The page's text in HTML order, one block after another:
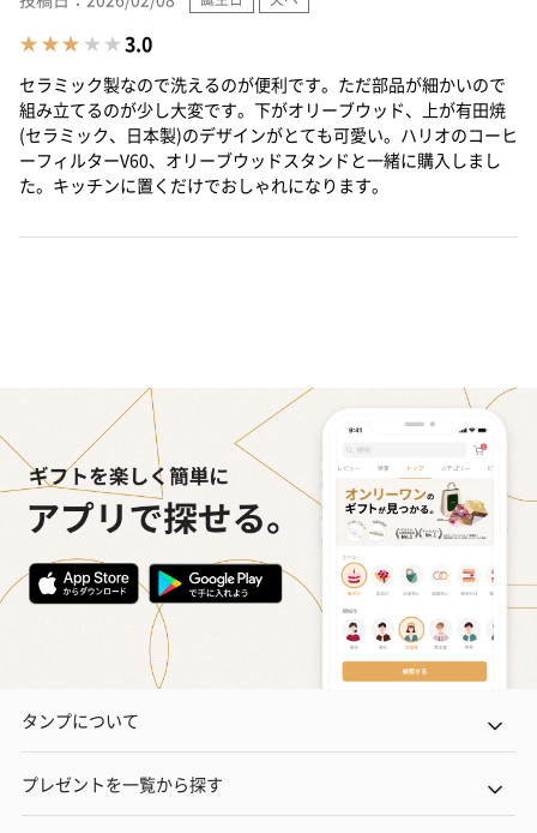
タンプについて
プレゼントを一覧から探す